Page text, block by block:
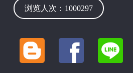
浏览人次：1000297